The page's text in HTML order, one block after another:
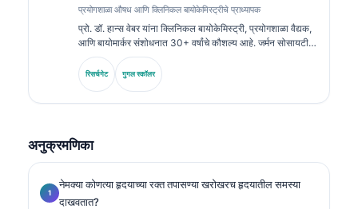
प्रयोगशाळा औषध आणि क्लिनिकल बायोकेमिस्ट्रीचे प्राध्यापक
प्रो. डॉ. हान्स वेबर यांना क्लिनिकल बायोकेमिस्ट्री, प्रयोगशाळा वैद्यक,
आणि बायोमार्कर संशोधनात 30+ वर्षांचे कौशल्य आहे. जर्मन सोसायटी
फॉर क्लिनिकल केमिस्ट्रीचे माजी अध्यक्ष म्हणून, ते निदान पॅनेल विश्लेषण,
बायोमार्कर मानकीकरण, आणि AI-सहाय्यित प्रयोगशाळा वैद्यक यात
विशेष तज्ज्ञ आहेत.
रिसर्चगेट गुगल स्कॉलर
अनुक्रमणिका
नेमक्या कोणत्या हृदयाच्या रक्त तपासण्या खरोखरच हृदयातील समस्या
दाखवतात?